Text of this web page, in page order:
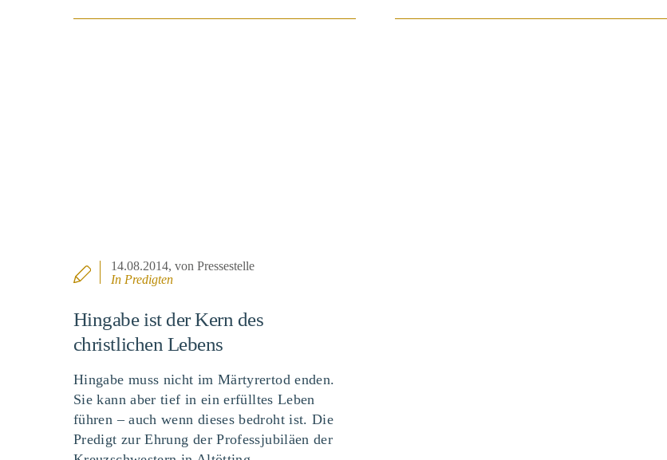
14.08.2014, von Pressestelle
In Predigten
Hingabe ist der Kern des
christlichen Lebens
Hingabe muss nicht im Märtyrertod enden.
Sie kann aber tief in ein erfülltes Leben
führen – auch wenn dieses bedroht ist. Die
Predigt zur Ehrung der Professjubiläen der